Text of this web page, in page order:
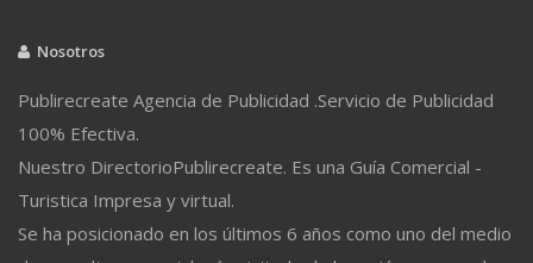
Nosotros
Publirecreate Agencia de Publicidad .Servicio de Publicidad
100% Efectiva.
Nuestro DirectorioPublirecreate. Es una Guía Comercial -
Turistica Impresa y virtual.
Se ha posicionado en los últimos 6 años como uno del medio